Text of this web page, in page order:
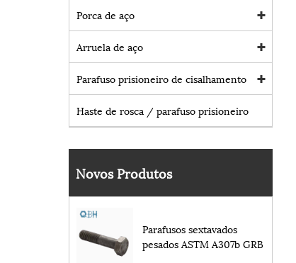
Porca de aço
Arruela de aço
Parafuso prisioneiro de cisalhamento
Haste de rosca / parafuso prisioneiro
Novos Produtos
Parafusos sextavados
pesados ​​ASTM A307b GRB